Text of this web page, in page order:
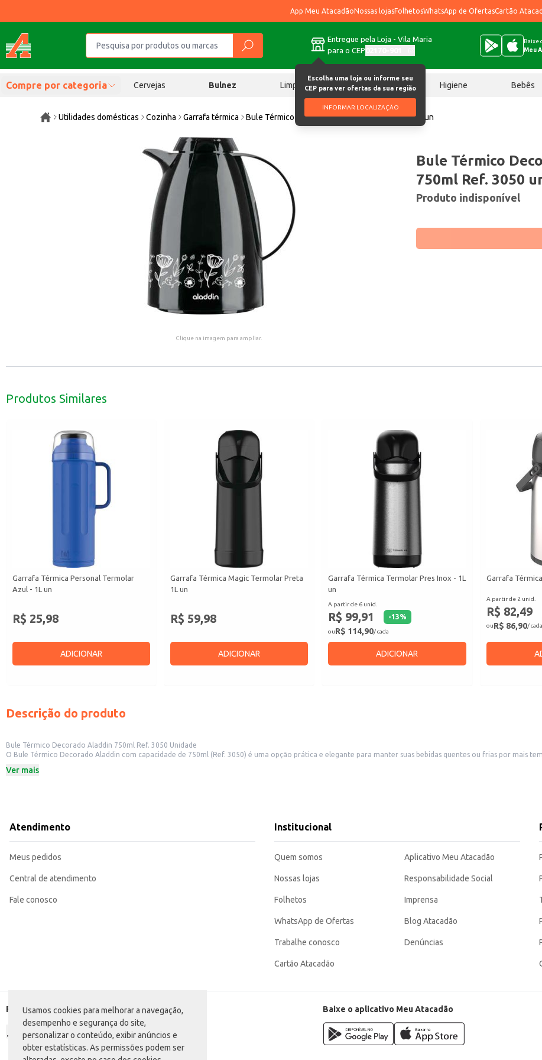
Usamos cookies para melhorar a navegação,
desempenho e segurança do site,
personalizar o conteúdo, exibir anúncios e
obter estatísticas. As permissões podem ser
App Meu AtacadãoNossas lojasFolhetosWhatsApp de OfertasCartão
Entregue pela Loja - Vila Maria
para o CEP
Escolha uma loja ou informe seu
CEP para ver ofertas da sua região
INFORMAR LOCALIZAÇÃO
Baixe
Meu
Compre por categoria Cervejas Bulnez Limpeza Chocolates Higiene Bebês
Utilidades domésticas Cozinha Garrafa térmica Bule Térmico Decorado Aladdin 750ml Ref. 3050 un
Clique na imagem para ampliar.
Bule Térmico
750ml Ref. 3050
Produto indisponível
Produtos Similares
Garrafa Térmica Personal Termolar
Azul - 1L un
R$ 25,98
ADICIONAR
Garrafa Térmica Magic Termolar Preta
1L un
R$ 59,98
ADICIONAR
Garrafa Térmica Termolar Pres Inox - 1L
un
A partir de 6 unid.
R$ 99,91 -13%
ouR$ 114,90/ cada
ADICIONAR
Garrafa
A partir de 2 unid.
R$ 82,49
ouR$ 86,90/ cada
Descrição do produto
Bule Térmico Decorado Aladdin 750ml Ref. 3050 Unidade
O Bule Térmico Decorado Aladdin com capacidade de 750ml (Ref. 3050) é uma opção prática e elegante para manter suas bebidas quentes ou frias por mais
Capacidade: 750ml
Sua conservação térmica contribui para a redução de desperdícios e otimiza o serviço em estabelecimentos comerciais.
O Bule Térmico Decorado Aladdin oferece praticidade e estilo, sendo uma escolha eficiente para o seu negócio ou para o uso em casa. Sua capacidade de
Ver mais
Atendimento
Meus pedidos
Central de atendimento
Fale conosco
Institucional
Quem somos
Nossas lojas
Folhetos
WhatsApp de Ofertas
Trabalhe conosco
Cartão Atacadão
Aplicativo Meu Atacadão
Responsabilidade Social
Imprensa
Blog Atacadão
Denúncias
Formas de pagamento Baixe o aplicativo Meu Atacadão